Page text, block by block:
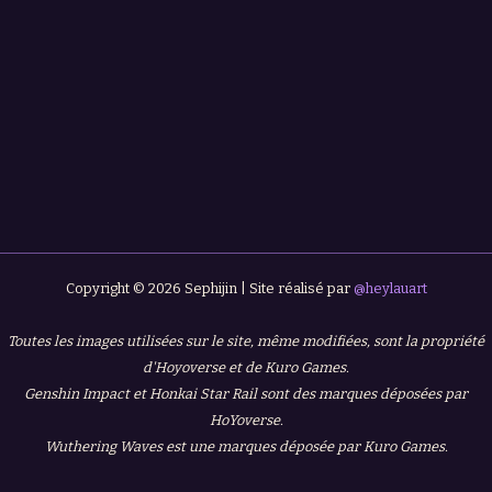
Copyright © 2026 Sephijin | Site réalisé par @heylauart
Toutes les images utilisées sur le site, même modifiées, sont la propriété
d'Hoyoverse et de Kuro Games.
Genshin Impact et Honkai Star Rail sont des marques déposées par
HoYoverse.
Wuthering Waves est une marques déposée par Kuro Games.